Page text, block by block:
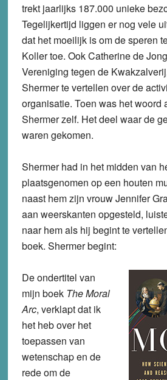
trekt jaarlijks 187.000 unieke
Tegelijkertijd liggen er nog vele
dat het moeilijk is om de speren
Koller toe. Ook Catherine de
Vereniging tegen de
Shermer te vertellen over de
organisatie. Toen was het woord
Shermer zelf. Het deel waar de
waren gekomen.
Shermer had in het midden van
plaatsgenomen op een houten
naast hem zijn vrouw Jennifer
aan weerskanten opgesteld,
naar hem als hij begint te
boek. Shermer begint:
De ondertitel van
mijn boek The Moral
Arc, verklapt dat ik
het heb over het
toepassen van
wetenschap en de
rede om de